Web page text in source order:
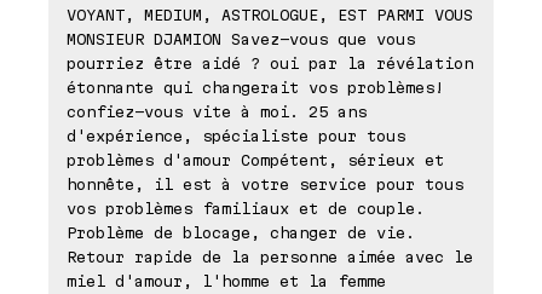
VOYANT, MEDIUM, ASTROLOGUE, EST PARMI VOUS
MONSIEUR DJAMION Savez-vous que vous
pourriez être aidé ? oui par la révélation
étonnante qui changerait vos problèmes!
confiez-vous vite à moi. 25 ans
d'expérience, spécialiste pour tous
problèmes d'amour Compétent, sérieux et
honnête, il est à votre service pour tous
vos problèmes familiaux et de couple.
Problème de blocage, changer de vie.
Retour rapide de la personne aimée avec le
miel d'amour, l'homme et la femme